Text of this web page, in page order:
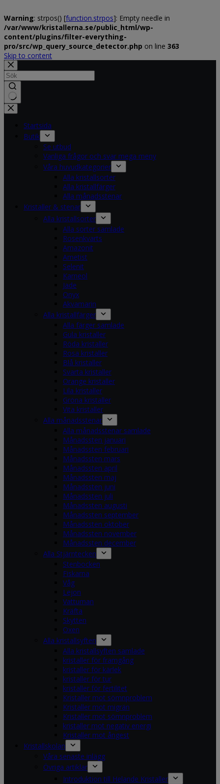
Warning: strpos() [function.strpos]: Empty needle in
/var/www/kristallerna.se/public_html/wp-
content/plugins/filter-everything-
pro/src/wp_query_source_detector.php on line 363
Skip to content
No
results
Startsida
Butik
Se utbud
Vanliga frågor och svar mega meny
Våra huvudkategorier
Alla kristallsorter
Alla kristallfärger
Alla månadsstenar
Kristaller & stenar
Alla kristallsorter
Alla sorter samlade
Rosenkvarts
Amazonit
Ametist
Selenit
Karneol
Jade
Onyx
Akvamarin
Alla kristallfärger
Alla färger samlade
Gula kristaller
Röda kristaller
Rosa kristaller
Blå kristaller
Svarta kristaller
Orange kristaller
Lila kristaller
Gröna kristaller
Vita kristaller
Alla månadsstenar
Alla månadsstenar samlade
Månadssten januari
Månadssten februari
Månadssten mars
Månadssten april
Månadssten maj
Månadssten juni
Månadssten juli
Månadssten augusti
Månadssten september
Månadssten oktober
Månadssten november
Månadssten december
Alla Stjärntecken
Stenbocken
Fiskarna
Våg
Lejon
Vattuman
Kräfta
Skytten
Oxen
Alla kristallsyften
Alla kristallsyften samlade
kristaller för framgång
kristaller för kärlek
kristaller för tur
kristaller för fertilitet
Kristaller mot sömnproblem
Kristaller mot migrän
Kristaller mot sömnproblem
kristaller mot negativ energi
Kristaller mot ångest
Kristallskolan
Våra senaste inlägg
Övriga artiklar
Introduktion till Helande Kristaller